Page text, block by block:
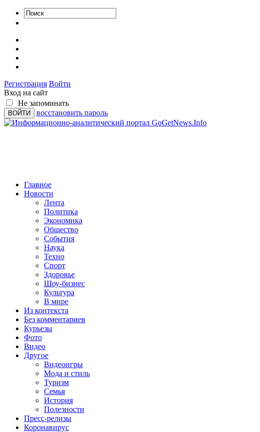
Регистрация Войти
Вход на сайт
Не запоминать
восстановить пароль
Главное
Новости
Лента
Политика
Экономика
Общество
События
Наука
Техно
Спорт
Здоровье
Шоу-бизнес
Культура
В мире
Из контекста
Без комментариев
Курьезы
Фото
Видео
Другое
Видеоигры
Мода и стиль
Туризм
Семья
История
Полезности
Пресс-релизы
Коронавирус